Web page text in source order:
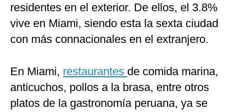
residentes en el exterior. De ellos, el 3.8%
vive en Miami, siendo esta la sexta ciudad
con más connacionales en el extranjero.
En Miami, restaurantes de comida marina,
anticuchos, pollos a la brasa, entre otros
platos de la gastronomía peruana, ya se